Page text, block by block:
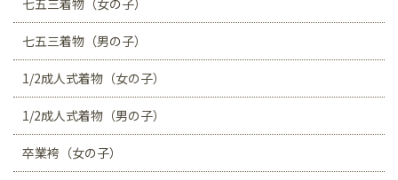
七五三着物（女の子）
七五三着物（男の子）
1/2成人式着物（女の子）
1/2成人式着物（男の子）
卒業袴（女の子）